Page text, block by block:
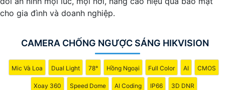
cho gia đình và doanh nghiệp.
CAMERA CHỐNG NGƯỢC SÁNG HIKVISION
Mic Và Loa Dual Light 78° Hồng Ngoại Full Color AI CMOS
Xoay 360 Speed Dome AI Coding IP66 3D DNR